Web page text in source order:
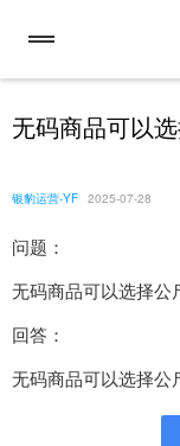
无码商品可以
银豹运营-YF 2025-07-28
问题：
无码商品可以选择公
回答：
无码商品可以选择公